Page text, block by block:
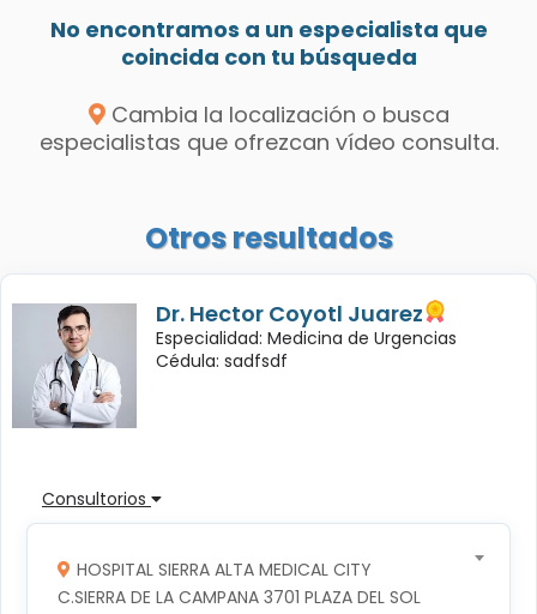
No encontramos a un especialista que
coincida con tu búsqueda
Cambia la localización o busca
especialistas que ofrezcan vídeo consulta.
Otros resultados
Dr. Hector Coyotl Juarez
Especialidad: Medicina de Urgencias
Cédula: sadfsdf
Consultorios
HOSPITAL SIERRA ALTA MEDICAL CITY
C.SIERRA DE LA CAMPANA 3701 PLAZA DEL SOL